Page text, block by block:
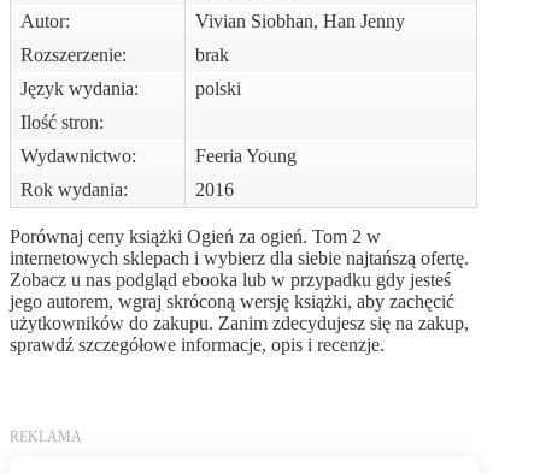
Autor:
Vivian Siobhan, Han Jenny
Rozszerzenie:
brak
Język wydania:
polski
Ilość stron:
Wydawnictwo:
Feeria Young
Rok wydania:
2016
Porównaj ceny książki Ogień za ogień. Tom 2 w
internetowych sklepach i wybierz dla siebie najtańszą ofertę.
Zobacz u nas podgląd ebooka lub w przypadku gdy jesteś
jego autorem, wgraj skróconą wersję książki, aby zachęcić
użytkowników do zakupu. Zanim zdecydujesz się na zakup,
sprawdź szczegółowe informacje, opis i recenzje.